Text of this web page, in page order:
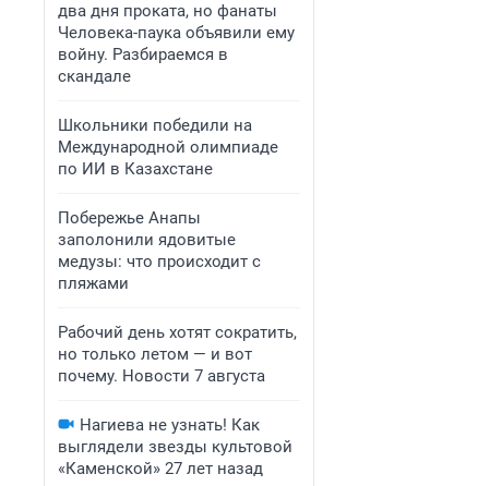
два дня проката, но фанаты
Человека-паука объявили ему
войну. Разбираемся в
скандале
Школьники победили на
Международной олимпиаде
по ИИ в Казахстане
Побережье Анапы
заполонили ядовитые
медузы: что происходит с
пляжами
Рабочий день хотят сократить,
но только летом — и вот
почему. Новости 7 августа
Нагиева не узнать! Как
выглядели звезды культовой
«Каменской» 27 лет назад